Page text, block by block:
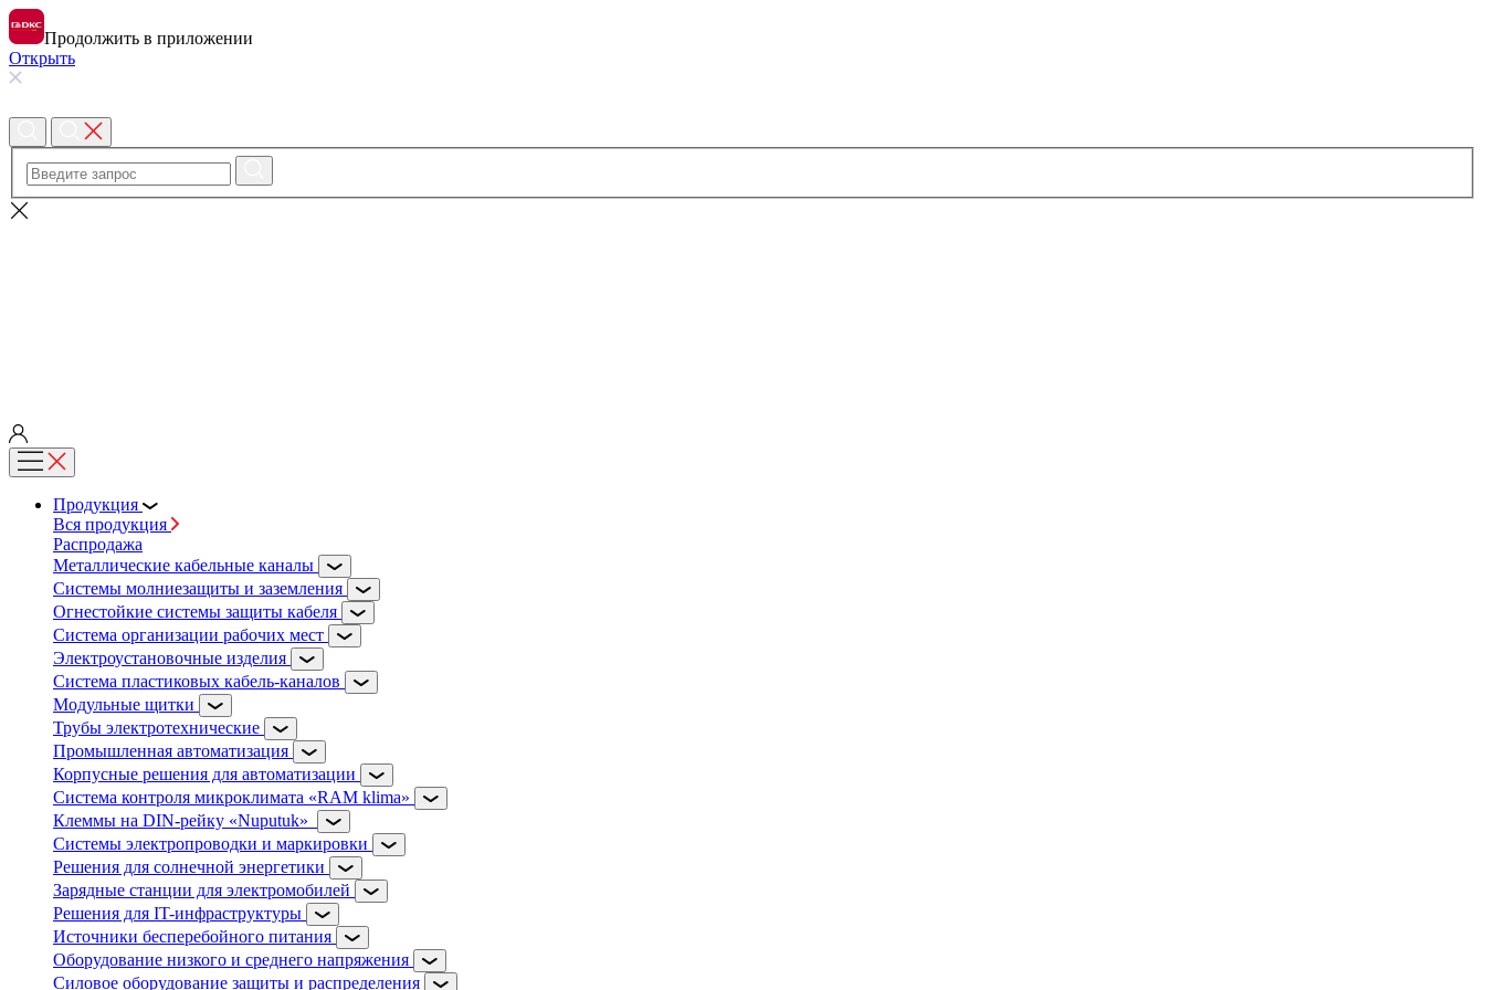
Продолжить в приложении
Открыть
Продукция
Вся продукция
Распродажа
Металлические кабельные каналы
Системы молниезащиты и заземления
Огнестойкие системы защиты кабеля
Система организации рабочих мест
Электроустановочные изделия
Система пластиковых кабель-каналов
Модульные щитки
Трубы электротехнические
Промышленная автоматизация
Корпусные решения для автоматизации
Система контроля микроклимата «RAM klima»
Клеммы на DIN-рейку «Nuputuk»
Системы электропроводки и маркировки
Решения для солнечной энергетики
Зарядные станции для электромобилей
Решения для IT-инфраструктуры
Источники бесперебойного питания
Оборудование низкого и среднего напряжения
Силовое оборудование защиты и распределения